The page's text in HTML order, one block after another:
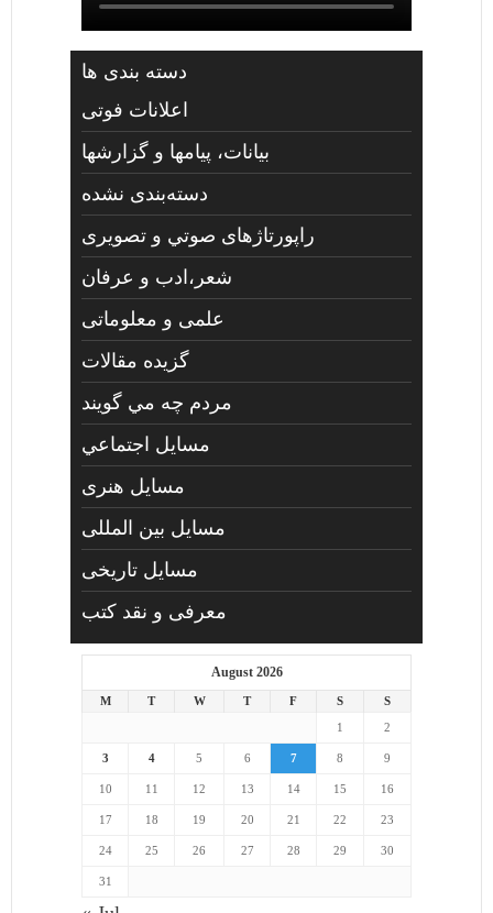
دسته بندی ها
اعلانات فوتی
بیانات، پیامها و گزارشها
دسته‌بندی نشده
راپورتاژهای صوتي و تصويری
شعر،ادب و عرفان
علمی و معلوماتی
گزیده مقالات
مردم چه مي گويند
مسايل اجتماعي
مسايل هنری
مسایل بین المللی
مسایل تاریخی
معرفی و نقد کتب
August 2026
M T W T F S
S
1
2
3 4 5 6 7 8 9
10 11 12 13 14 15 16
17 18 19 20 21 22 23
24 25 26 27 28 29 30
31